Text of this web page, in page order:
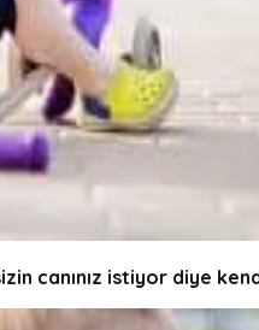
canınız istiyor diye